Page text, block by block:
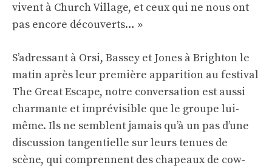
vivent à Church Village, et ceux qui ne nous ont
pas encore découverts… »
S’adressant à Orsi, Bassey et Jones à Brighton le
matin après leur première apparition au festival
The Great Escape, notre conversation est aussi
charmante et imprévisible que le groupe lui-
même. Ils ne semblent jamais qu’à un pas d’une
discussion tangentielle sur leurs tenues de
scène, qui comprennent des chapeaux de cow-